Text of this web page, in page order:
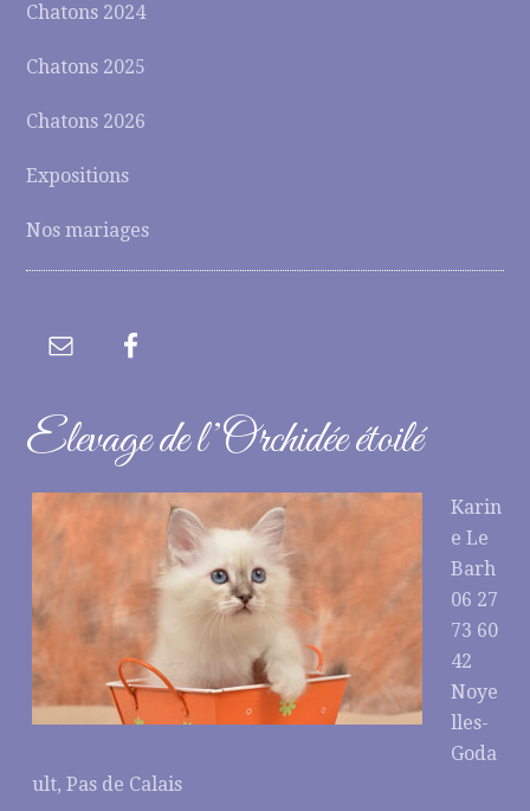
Chatons 2024
Chatons 2025
Chatons 2026
Expositions
Nos mariages
Elevage de l’Orchidée étoilé
Karin
e Le
Barh
06 27
73 60
42
Noye
lles-
Goda
ult, Pas de Calais